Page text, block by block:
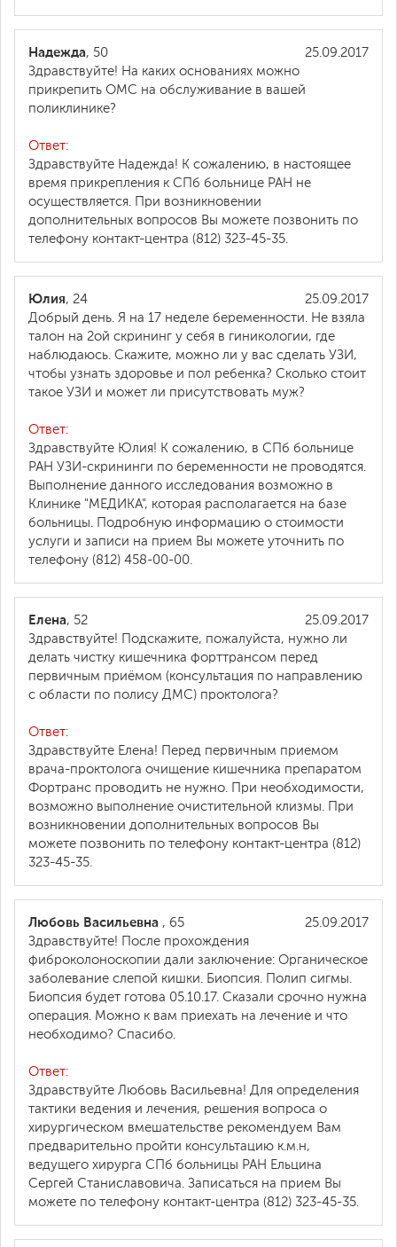
25.09.2017
Надежда, 50
Здравствуйте! На каких основаниях можно
прикрепить ОМС на обслуживание в вашей
поликлинике?
Ответ:
Здравствуйте Надежда! К сожалению, в настоящее
время прикрепления к СПб больнице РАН не
осуществляется. При возникновении
дополнительных вопросов Вы можете позвонить по
телефону контакт-центра (812) 323-45-35.
25.09.2017
Юлия, 24
Добрый день. Я на 17 неделе беременности. Не взяла
талон на 2ой скрининг у себя в гиникологии, где
наблюдаюсь. Скажите, можно ли у вас сделать УЗИ,
чтобы узнать здоровье и пол ребенка? Сколько стоит
такое УЗИ и может ли присутствовать муж?
Ответ:
Здравствуйте Юлия! К сожалению, в СПб больнице
РАН УЗИ-скрининги по беременности не проводятся.
Выполнение данного исследования возможно в
Клинике "МЕДИКА", которая располагается на базе
больницы. Подробную информацию о стоимости
услуги и записи на прием Вы можете уточнить по
телефону (812) 458-00-00.
25.09.2017
Елена, 52
Здравствуйте! Подскажите, пожалуйста, нужно ли
делать чистку кишечника форттрансом перед
первичным приёмом (консультация по направлению
с области по полису ДМС) проктолога?
Ответ:
Здравствуйте Елена! Перед первичным приемом
врача-проктолога очищение кишечника препаратом
Фортранс проводить не нужно. При необходимости,
возможно выполнение очистительной клизмы. При
возникновении дополнительных вопросов Вы
можете позвонить по телефону контакт-центра (812)
323-45-35.
25.09.2017
Любовь Васильевна , 65
Здравствуйте! После прохождения
фиброколоноскопии дали заключение: Органическое
заболевание слепой кишки. Биопсия. Полип сигмы.
Биопсия будет готова 05.10.17. Сказали срочно нужна
операция. Можно к вам приехать на лечение и что
необходимо? Спасибо.
Ответ:
Здравствуйте Любовь Васильевна! Для определения
тактики ведения и лечения, решения вопроса о
хирургическом вмешательстве рекомендуем Вам
предварительно пройти консультацию к.м.н,
ведущего хирурга СПб больницы РАН Ельцина
Сергей Станиславовича. Записаться на прием Вы
можете по телефону контакт-центра (812) 323-45-35.